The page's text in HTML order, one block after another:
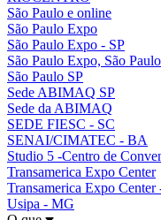
São Paulo e online
São Paulo Expo
São Paulo Expo - SP
São Paulo Expo, São
São Paulo SP
Sede ABIMAQ SP
Sede da ABIMAQ
SEDE FIESC - SC
SENAI/CIMATEC - BA
Studio 5 -Centro de
Transamerica Expo Center
Transamerica Expo Center
Usipa - MG